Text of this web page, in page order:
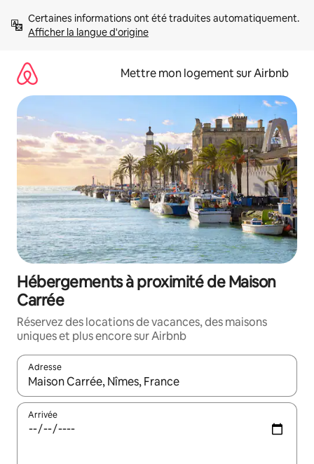
directement
Afficher la langue d'origine
Mettre mon logement sur Airbnb
Hébergements à proximité de Maison
Carrée
Réservez des locations de vacances, des maisons
uniques et plus encore sur Airbnb
Adresse
Lorsque les résultats s'affichent, utilisez les flèches vers le
Arrivée